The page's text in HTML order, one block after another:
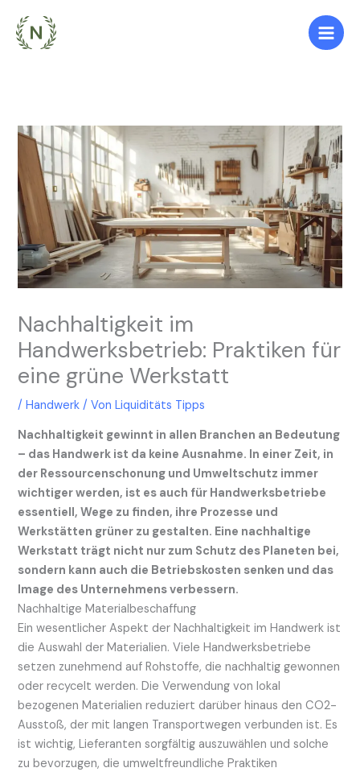
Inhalt
springen
Nachhaltigkeit im
Handwerksbetrieb: Praktiken für
eine grüne Werkstatt
/Handwerk / VonLiquiditäts Tipps
Nachhaltigkeit gewinnt in allen Branchen an Bedeutung
– das Handwerk ist da keine Ausnahme. In einer Zeit, in
der Ressourcenschonung und Umweltschutz immer
wichtiger werden, ist es auch für Handwerksbetriebe
essentiell, Wege zu finden, ihre Prozesse und
Werkstätten grüner zu gestalten. Eine nachhaltige
Werkstatt trägt nicht nur zum Schutz des Planeten bei,
sondern kann auch die Betriebskosten senken und das
Image des Unternehmens verbessern.
Nachhaltige Materialbeschaffung
Ein wesentlicher Aspekt der Nachhaltigkeit im Handwerk ist
die Auswahl der Materialien. Viele Handwerksbetriebe
setzen zunehmend auf Rohstoffe, die nachhaltig gewonnen
oder recycelt werden. Die Verwendung von lokal
bezogenen Materialien reduziert darüber hinaus den CO2-
Ausstoß, der mit langen Transportwegen verbunden ist. Es
ist wichtig, Lieferanten sorgfältig auszuwählen und solche
zu bevorzugen, die umweltfreundliche Praktiken